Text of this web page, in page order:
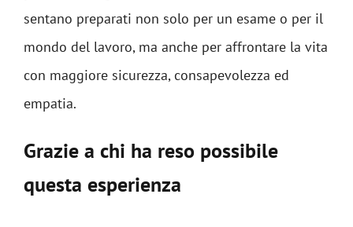
sentano preparati non solo per un esame o per il
mondo del lavoro, ma anche per affrontare la vita
con maggiore sicurezza, consapevolezza ed
empatia.
Grazie a chi ha reso possibile
questa esperienza